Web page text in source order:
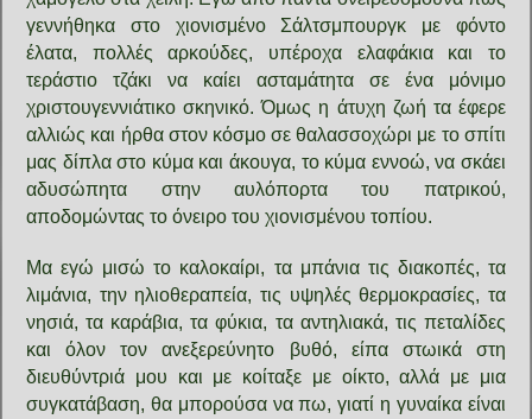
γεννήθηκα στο χιονισμένο Σάλτσμπουργκ με φόντο
έλατα, πολλές αρκούδες, υπέροχα ελαφάκια και το
τεράστιο τζάκι να καίει ασταμάτητα σε ένα μόνιμο
χριστουγεννιάτικο σκηνικό. Όμως η άτυχη ζωή τα έφερε
αλλιώς και ήρθα στον κόσμο σε θαλασσοχώρι με το σπίτι
μας δίπλα στο κύμα και άκουγα, το κύμα εννοώ, να σκάει
αδυσώπητα στην αυλόπορτα του πατρικού,
αποδομώντας το όνειρο του χιονισμένου τοπίου.
Μα εγώ μισώ το καλοκαίρι, τα μπάνια τις διακοπές, τα
λιμάνια, την ηλιοθεραπεία, τις υψηλές θερμοκρασίες, τα
νησιά, τα καράβια, τα φύκια, τα αντηλιακά, τις πεταλίδες
και όλον τον ανεξερεύνητο βυθό, είπα στωικά στη
διευθύντριά μου και με κοίταξε με οίκτο, αλλά με μια
συγκατάβαση, θα μπορούσα να πω, γιατί η γυναίκα είναι